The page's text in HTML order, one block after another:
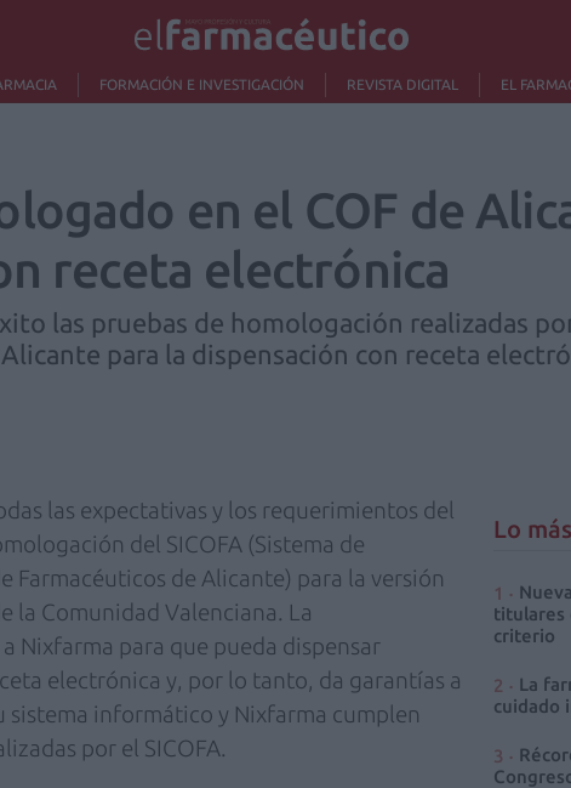
FORMACIÓN E INVESTIGACIÓN REVISTA DIGITAL EL
en el COF de
receta electrónica
las pruebas de homologación realizadas
para la dispensación con receta
las expectativas y los requerimientos del
del SICOFA (Sistema de
Farmacéuticos de Alicante) para la versión
la Comunidad Valenciana. La
Nixfarma para que pueda dispensar
electrónica y, por lo tanto, da garantías a
sistema informático y Nixfarma cumplen
por el SICOFA.
Lo
titulares
criterio
La
cuidado